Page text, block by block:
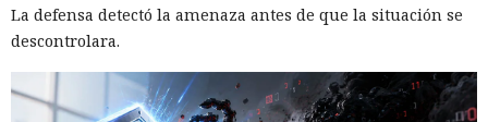
La defensa detectó la amenaza antes de que la situación se
descontrolara.